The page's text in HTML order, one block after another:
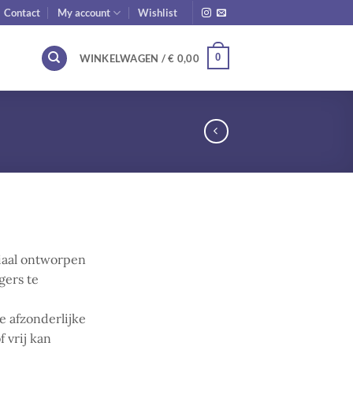
Contact My account Wishlist
WINKELWAGEN /€ 0,00 0
ontworpen
te
afzonderlijke
vrij kan